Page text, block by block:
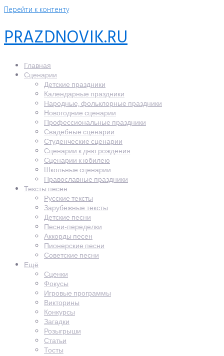
Перейти к контенту
PRAZDNOVIK.RU
Главная
Сценарии
Детские праздники
Календарные праздники
Народные, фольклорные праздники
Новогодние сценарии
Профессиональные праздники
Свадебные сценарии
Студенческие сценарии
Сценарии к дню рождения
Сценарии к юбилею
Школьные сценарии
Православные праздники
Тексты песен
Русские тексты
Зарубежные тексты
Детские песни
Песни-переделки
Аккорды песен
Пионерские песни
Советские песни
Ещё
Сценки
Фокусы
Игровые программы
Викторины
Конкурсы
Загадки
Розыгрыши
Статьи
Тосты